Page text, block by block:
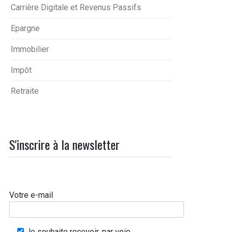
Carrière Digitale et Revenus Passifs
Epargne
Immobilier
Impôt
Retraite
S'inscrire à la newsletter
Votre e-mail